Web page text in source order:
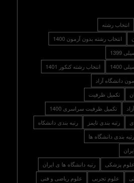
انتخاب رشته
انتخاب رشته بدون آزمون 1400
انتخاب رشته کنکور 1401
دانشگاه آزاد
تکمیل ظرفیت
تکمیل ظرفیت سراسری 1400
رتبه بندی تایمز
رتبه بندی دانشکاه
رتبه بندی دانشگاه ها
علوم پزشکی
رتبه دانشگاه ها ی ایران
علوم تجربی
علوم ریاضی و فنی